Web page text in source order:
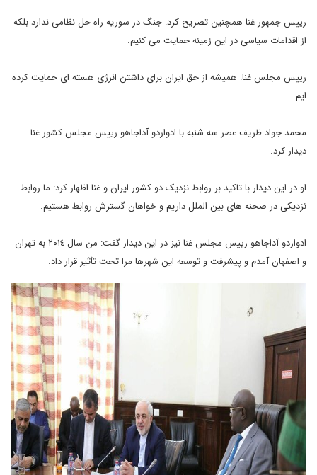
رییس جمهور غنا همچنین تصریح کرد: جنگ در سوریه راه حل نظامی ندارد بلکه
از اقدامات سیاسی در این زمینه حمایت می کنیم.
رییس مجلس غنا: همیشه از حق ایران برای داشتن انرژی هسته ای حمایت کرده
ایم
محمد جواد ظریف عصر سه شنبه با ادواردو آداجاهو رییس مجلس کشور غنا
دیدار کرد.
او در این دیدار با تاکید بر روابط نزدیک دو کشور ایران و غنا اظهار کرد: ما روابط
نزدیکی در صحنه های بین الملل داریم و خواهان گسترش روابط هستیم.
ادواردو آداجاهو رییس مجلس غنا نیز در این دیدار گفت: من سال ٢٠١٤ به تهران
و اصفهان آمدم و پیشرفت و توسعه این شهرها مرا تحت تأثیر قرار داد.